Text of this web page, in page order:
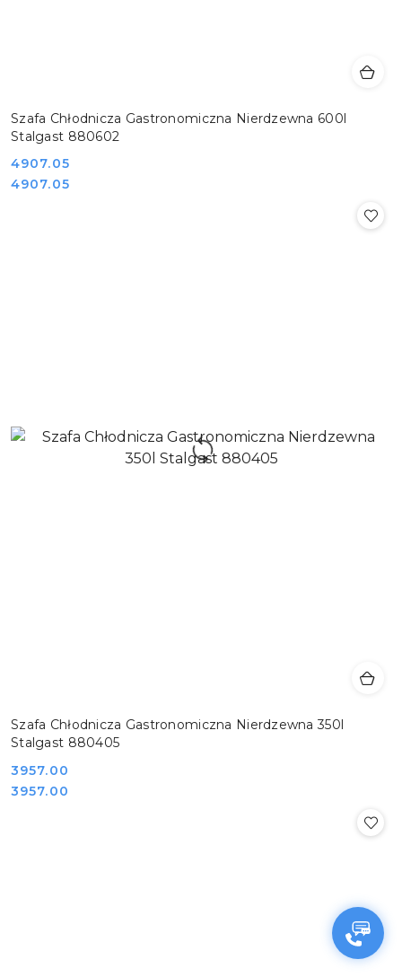
Szafa Chłodnicza Gastronomiczna Nierdzewna 600l
Stalgast 880602
Cena:
4907.05
Cena:
4907.05
Szafa Chłodnicza Gastronomiczna Nierdzewna 350l
Stalgast 880405
Cena:
3957.00
Cena:
3957.00